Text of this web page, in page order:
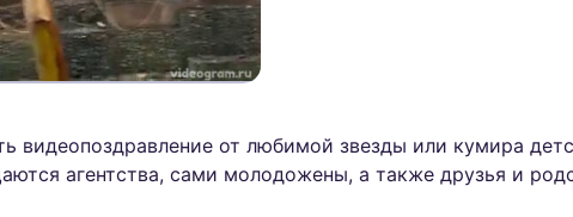
видеопоздравление от любимой звезды или кумира
агентства, сами молодожены, а также друзья и